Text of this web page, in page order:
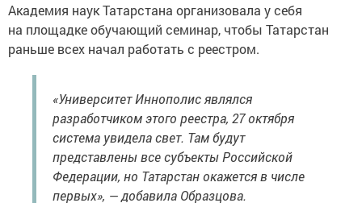
Академия наук Татарстана организовала у себя
на площадке обучающий семинар, чтобы Татарстан
раньше всех начал работать с реестром.
«Университет Иннополис являлся
разработчиком этого реестра, 27 октября
система увидела свет. Там будут
представлены все субъекты Российской
Федерации, но Татарстан окажется в числе
первых», — добавила Образцова.